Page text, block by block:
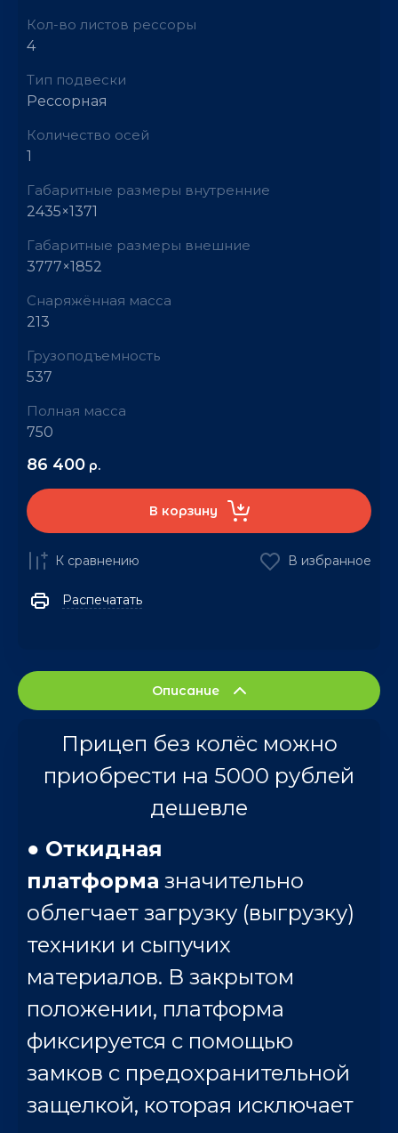
Кол-во листов рессоры
4
Тип подвески
Рессорная
Количество осей
1
Габаритные размеры внутренние
2435×1371
Габаритные размеры внешние
3777×1852
Снаряжённая масса
213
Грузоподъемность
537
Полная масса
750
86 400 р.
В корзину
К сравнению В избранное
Распечатать
Описание
Прицеп без колёс можно
приобрести на 5000 рублей
дешевле
● Откидная
платформа значительно
облегчает загрузку (выгрузку)
техники и сыпучих
материалов. В закрытом
положении, платформа
фиксируется с помощью
замков с предохранительной
защелкой, которая исключает